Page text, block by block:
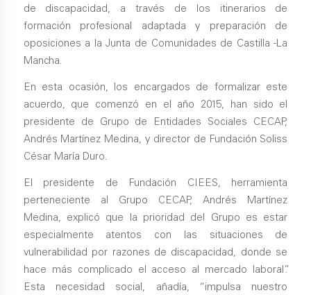
de discapacidad, a través de los itinerarios de
formación profesional adaptada y preparación de
oposiciones a la Junta de Comunidades de Castilla -La
Mancha.
En esta ocasión, los encargados de formalizar este
acuerdo, que comenzó en el año 2015, han sido el
presidente de Grupo de Entidades Sociales CECAP,
Andrés Martínez Medina, y director de Fundación Soliss
César María Duro.
El presidente de Fundación CIEES, herramienta
perteneciente al Grupo CECAP, Andrés Martínez
Medina, explicó que la prioridad del Grupo es estar
especialmente atentos con las situaciones de
vulnerabilidad por razones de discapacidad, donde se
hace más complicado el acceso al mercado laboral”.
Esta necesidad social, añadía, “impulsa nuestro